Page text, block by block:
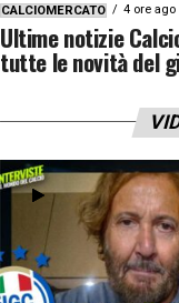
CALCIOMERCATO 4 ore ago
Ultime notizie
tutte le novità del